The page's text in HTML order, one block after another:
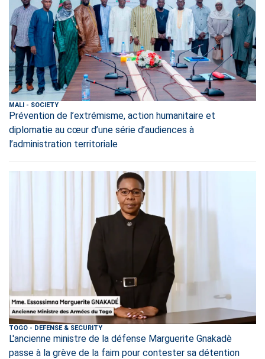
MALI - SOCIETY
Prévention de l’extrémisme, action humanitaire et
diplomatie au cœur d’une série d’audiences à
l’administration territoriale
TOGO - DEFENSE & SECURITY
L'ancienne ministre de la défense Marguerite Gnakadè
passe à la grève de la faim pour contester sa détention